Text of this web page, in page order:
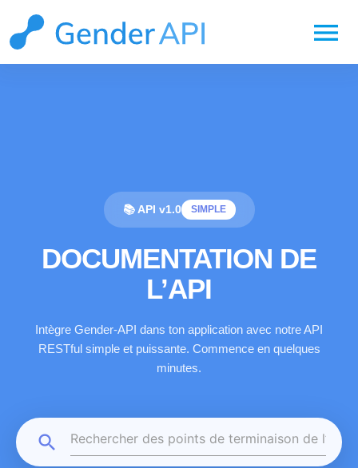
menu
📚 API v1.0 SIMPLE
DOCUMENTATION DE
L’API
Intègre Gender-API dans ton application avec notre API
RESTful simple et puissante. Commence en quelques
minutes.
search